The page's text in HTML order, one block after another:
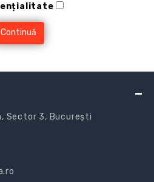
Sector 3, București